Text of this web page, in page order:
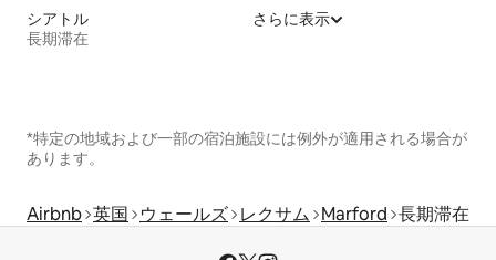
シアトル
長期滞在
さらに表示
*特定の地域および一部の宿泊施設には例外が適用される場合が
あります。
Airbnb 英国 ウェールズ レクサム Marford 長期滞在